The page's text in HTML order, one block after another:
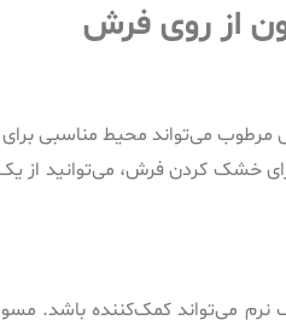
از روی فرش
می‌تواند محیط مناسبی برای
خشک کردن فرش، می‌توانید از
نرم می‌تواند کمک‌کننده باشد.